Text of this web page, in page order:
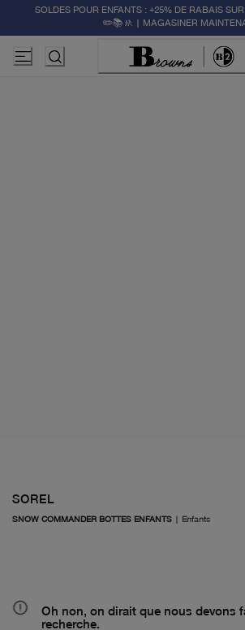
SOLDES POUR ENFANTS : +25% DE RABAIS
✏️📚🚸 | MAGASINER
SOREL
SNOW COMMANDER BOTTES ENFANTS | Enfants
Oh non, on dirait que nous devons
recherche.